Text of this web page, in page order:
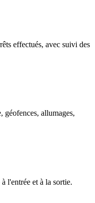
effectués, avec suivi des
géofences, allumages,
l'entrée et à la sortie.